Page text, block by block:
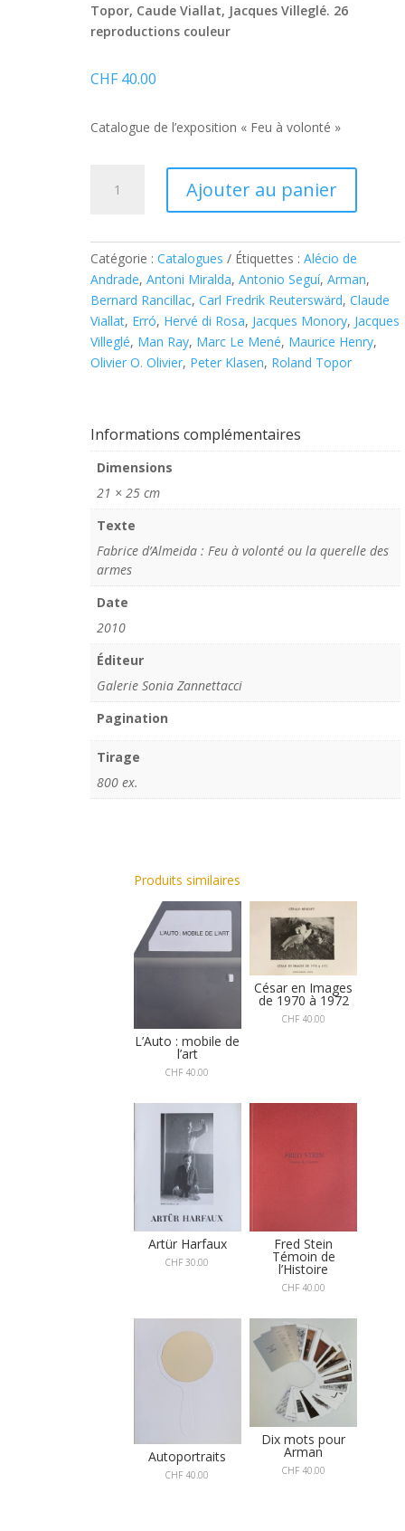
Topor, Caude Viallat, Jacques Villeglé. 26
reproductions couleur
CHF 40.00
Catalogue de l’exposition « Feu à volonté »
volonté
Ajouter au panier
Catégorie : Catalogues Étiquettes : Alécio de
Andrade, Antoni Miralda, Antonio Seguí, Arman,
Bernard Rancillac, Carl Fredrik Reuterswärd, Claude
Viallat, Erró, Hervé di Rosa, Jacques Monory, Jacques
Villeglé, Man Ray, Marc Le Mené, Maurice Henry,
Olivier O. Olivier, Peter Klasen, Roland Topor
Informations complémentaires
Dimensions
21 × 25 cm
Texte
Fabrice d’Almeida : Feu à volonté ou la querelle des
armes
Date
2010
Éditeur
Galerie Sonia Zannettacci
Pagination
Tirage
800 ex.
Produits similaires
L’Auto : mobile de
l’art
CHF 40.00
César en Images
de 1970 à 1972
CHF40.00
Artür Harfaux
CHF 30.00
Fred Stein
Témoin de
l’Histoire
CHF40.00
Autoportraits
CHF 40.00
Dix mots pour
Arman
CHF40.00